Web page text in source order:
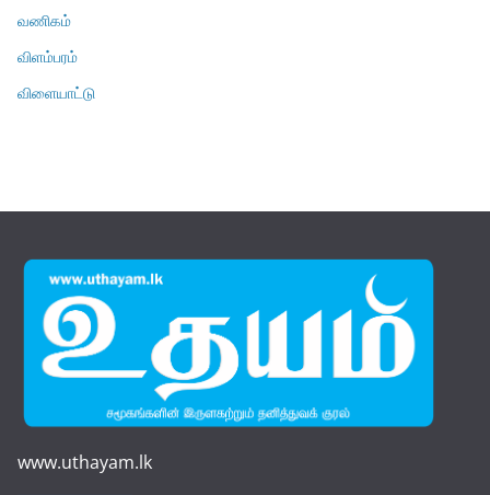
வணிகம்
விளம்பரம்
விளையாட்டு
www.uthayam.lk